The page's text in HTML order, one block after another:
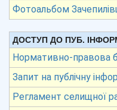
Фотоальбом
ДОСТУП ДО ПУБ.
Нормативно-правова
Запит на публічну
Регламент селищної